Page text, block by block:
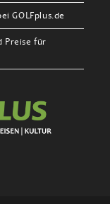
GOLFplus.de
Preise für